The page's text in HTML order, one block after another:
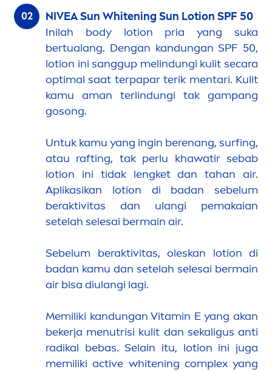
NIVEASun Whitening Sun Lotion SPF 50
Inilah body lotion pria yang suka
bertualang. Dengan kandungan SPF 50,
lotion ini sanggup melindungi kulit secara
optimal saat terpapar terik mentari. Kulit
kamu aman terlindungi tak gampang
gosong.
Untuk kamu yang ingin berenang, surfing,
atau rafting, tak perlu khawatir sebab
lotion ini tidak lengket dan tahan air.
Aplikasikan lotion di badan sebelum
beraktivitas dan ulangi pemakaian
setelah selesai bermain air.
Sebelum beraktivitas, oleskan lotion di
badan kamu dan setelah selesai bermain
air bisa diulangi lagi.
Memiliki kandunganVitamin E yang akan
bekerja menutrisi kulit dan sekaligus anti
radikal bebas. Selain itu, lotion ini juga
memilikiactive whitening complex yang